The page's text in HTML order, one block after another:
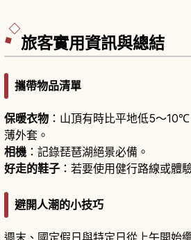
旅客實用資訊與總結
攜帶物品清單
保暖衣物 ：山頂有時比平地低5～
薄外套。
相機 ：記錄琵琶湖絕景必備。
好走的鞋子 ：若要使用健行路線或體
避開人潮的小技巧
週末、國定假日與特定日從上午開始